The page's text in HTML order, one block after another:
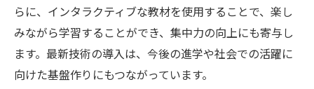
らに、インタラクティブな教材を使用することで、楽し
みながら学習することができ、集中力の向上にも寄与し
ます。最新技術の導入は、今後の進学や社会での活躍に
向けた基盤作りにもつながっています。